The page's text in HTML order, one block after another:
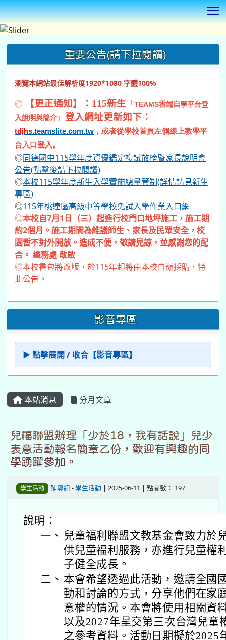
重要公告(請下拉閱讀)
瀏覽本網站最佳解析度1920*1080 字體100%
◎ 【更正通知】：115新生 「 TEAMS雲端自學平台登
入說明與簡介」 登入網址更新如下：
tdjhs.teamslite.com.tw ，或者從學校首頁左側線上教學平
台入口登入。
◎同德國中115學年度資優鑑定複試放榜暨家長說明會
公告(點擊後請下拉閱讀)
◎本校115學年度新生入學實施總量管制(詳情請見新生
專區)
◎115年桃連區高級中等學校免試入學作業入口網
◎本校自7月1日（三）起進行校門口地坪施工，施工期
約2個月。施工期間為維護師生、家長及民眾安全，校
園暫不對外開放。造成不便，敬請見諒，並感謝您的配
合。 總務處 敬啟
◎本校書包將改版，於115年起將由本校自辦採購，特
此公告。
影音專區
▶ 點擊展開 / 收合【影音專區】
本站消息 分月文章
兒福聯盟辦理「少於18，我有話說」兒少
表意活動報名簡章乙份，歡迎有興趣的同
學踴躍參加。
學生活動 輔導組 -學生活動 | 2025-06-11 | 點閱數： 197
說明：
一、 兒童福利聯盟文教基金會致力於
供兒童福利服務，亦進行兒童權
子健全成長。
二、 本會希望透過此活動，邀請全國
動和討論的方式，分享他們在家
意權的情況。本會將使用相關資
以及2027年呈交第三次台灣兒童
之參考資料。活動日期擬於2025